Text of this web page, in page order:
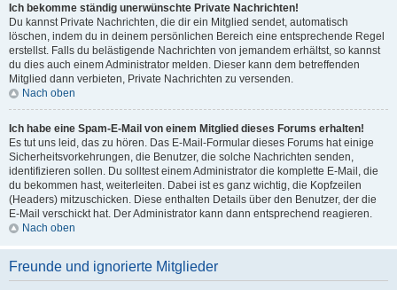
Ich bekomme ständig unerwünschte Private Nachrichten!
Du kannst Private Nachrichten, die dir ein Mitglied sendet, automatisch
löschen, indem du in deinem persönlichen Bereich eine entsprechende Regel
erstellst. Falls du belästigende Nachrichten von jemandem erhältst, so kannst
du dies auch einem Administrator melden. Dieser kann dem betreffenden
Mitglied dann verbieten, Private Nachrichten zu versenden.
Nach oben
Ich habe eine Spam-E-Mail von einem Mitglied dieses Forums erhalten!
Es tut uns leid, das zu hören. Das E-Mail-Formular dieses Forums hat einige
Sicherheitsvorkehrungen, die Benutzer, die solche Nachrichten senden,
identifizieren sollen. Du solltest einem Administrator die komplette E-Mail, die
du bekommen hast, weiterleiten. Dabei ist es ganz wichtig, die Kopfzeilen
(Headers) mitzuschicken. Diese enthalten Details über den Benutzer, der die
E-Mail verschickt hat. Der Administrator kann dann entsprechend reagieren.
Nach oben
Freunde und ignorierte Mitglieder